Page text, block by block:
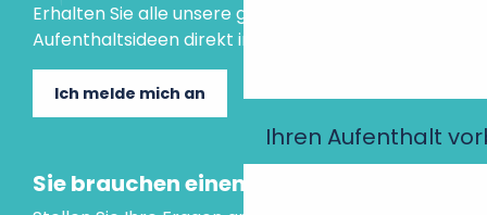
Ihren Aufenthalt
Erhalten Sie alle unsere guten Tipps und
Aufenthaltsideen direkt in Ihre Mailbox.
Ich melde mich an
Sie brauchen einen Rat?